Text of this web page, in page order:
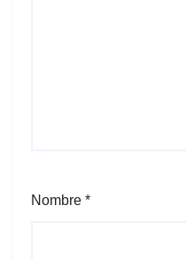
Nombre *